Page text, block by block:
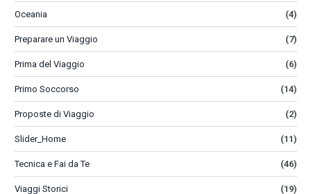
Oceania (4)
Preparare un Viaggio (7)
Prima del Viaggio (6)
Primo Soccorso (14)
Proposte di Viaggio (2)
Slider_Home (11)
Tecnica e Fai da Te (46)
Viaggi Storici (19)